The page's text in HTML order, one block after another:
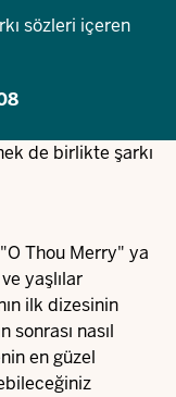
sözleri içeren
de birlikte şarkı
Thou Merry" ya
yaşlılar
ilk dizesinin
nasıl
en güzel